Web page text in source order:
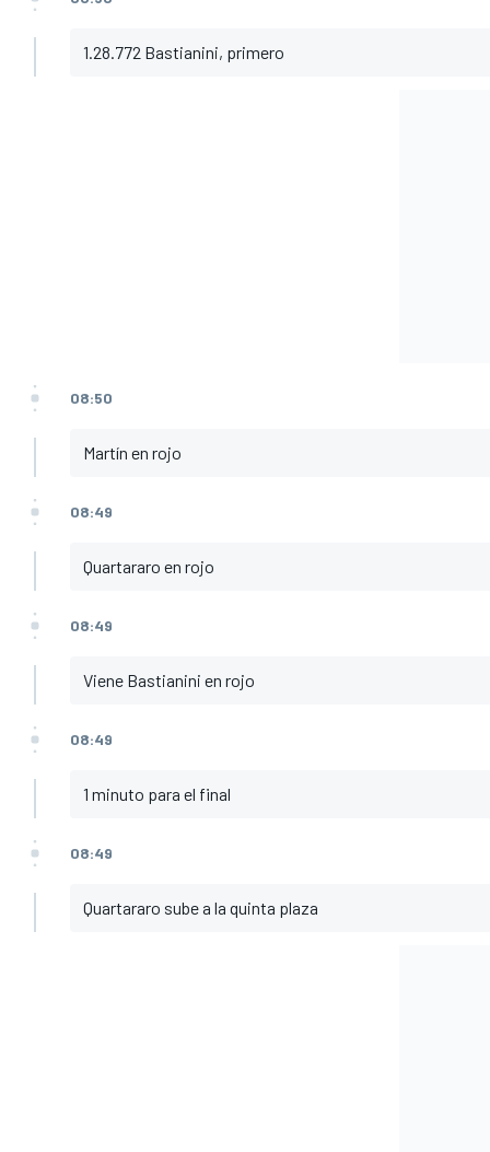
1.28.772 Bastianini, primero
08:50
Martín en rojo
08:49
Quartararo en rojo
08:49
Viene Bastianini en rojo
08:49
1 minuto para el final
08:49
Quartararo sube a la quinta plaza